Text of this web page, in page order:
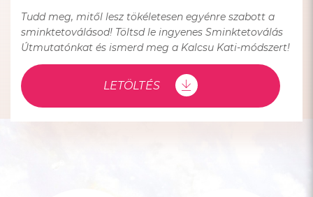
Tudd meg, mitől lesz tökéletesen egyénre szabott a
sminktetoválásod! Töltsd le ingyenes Sminktetoválás
Útmutatónkat és ismerd meg a Kalcsu Kati-módszert!
LETÖLTÉS